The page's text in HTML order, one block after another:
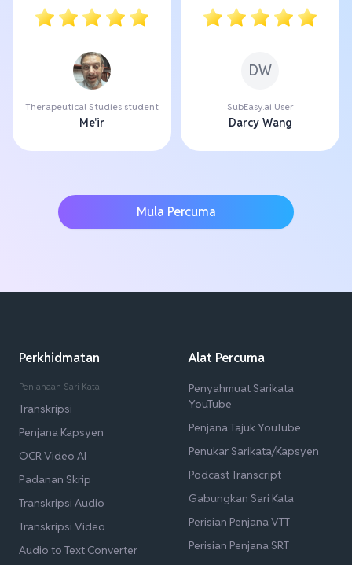
Therapeutical Studies student
Me'ir
DW
SubEasy.ai User
Darcy Wang
Mula Percuma
Perkhidmatan
Penjanaan Sari Kata
Transkripsi
Penjana Kapsyen
OCR Video AI
Padanan Skrip
Transkripsi Audio
Transkripsi Video
Audio to Text Converter
Alat Percuma
Penyahmuat Sarikata
YouTube
Penjana Tajuk YouTube
Penukar Sarikata/Kapsyen
Podcast Transcript
Gabungkan Sari Kata
Perisian Penjana VTT
Perisian Penjana SRT